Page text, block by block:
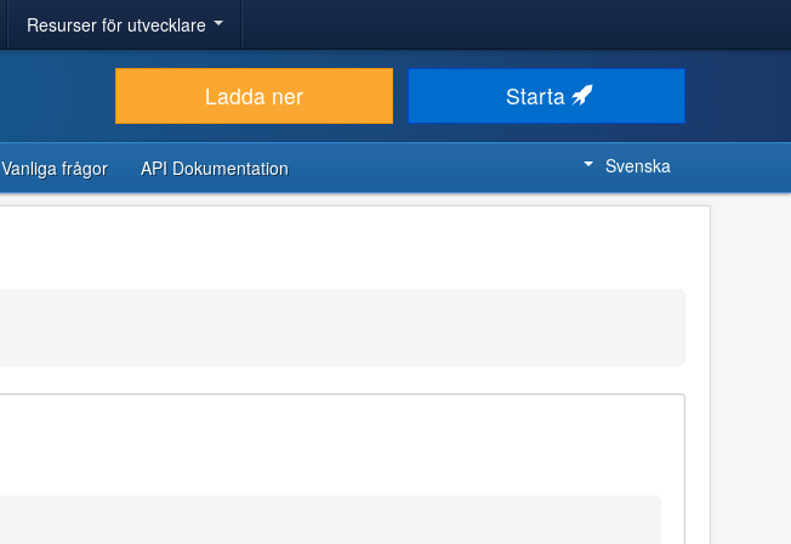
Resurser för utvecklare
Ladda ner Starta
Vanliga frågor API Dokumentation Svenska